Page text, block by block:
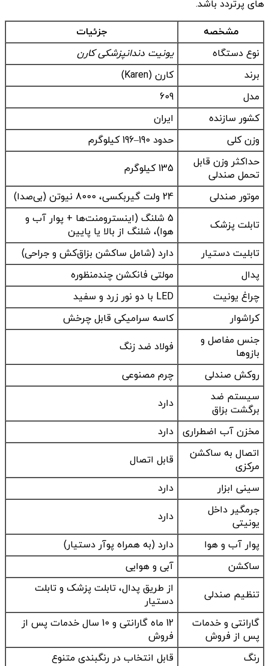
های پرتردد باشد.
مشخصه
جزئیات
نوع دستگاه
یونیت دندانپزشکی کارن
برند
کارن (Karen)
مدل
609
کشور سازنده
ایران
وزن کلی
حدود 190–196 کیلوگرم
حداکثر وزن قابل
تحمل صندلی
135 کیلوگرم
موتور صندلی 24 ولت گیربکسی، 8000 نیوتن (بی‌صدا)
تابلت پزشک
5 شلنگ (اینسترومنت‌ها + پوار آب و
هوا)، شلنگ از بالا یا پایین
تابلیت دستیار
دارد (شامل ساکشن بزاق‌کش و جراحی)
پدال
مولتی فانکشن چندمنظوره
چراغ یونیت
LED با دو نور زرد و سفید
کراشوار
کاسه سرامیکی قابل چرخش
جنس مفاصل و
بازوها
فولاد ضد زنگ
روکش صندلی
چرم مصنوعی
سیستم ضد
برگشت بزاق
دارد
مخزن آب اضطراری
دارد
اتصال به ساکشن
مرکزی
قابل اتصال
سینی ابزار
دارد
جرمگیر داخل
یونیتی
دارد
پوار آب و هوا
دارد (به همراه پوآر دستیار)
ساکشن
آبی و هوایی
تنظیم صندلی
از طریق پدال، تابلت پزشک و تابلت
دستیار
گارانتی و خدمات
پس از فروش
12 ماه گارانتی و 10 سال خدمات پس از
فروش
رنگ
قابل انتخاب در رنگبندی متنوع